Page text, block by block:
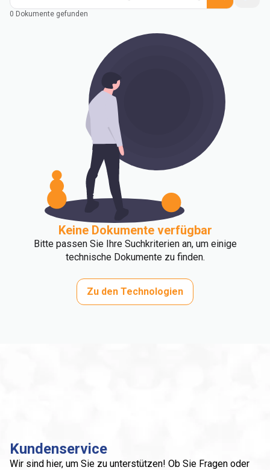
0 Dokumente gefunden
Keine Dokumente verfügbar
Bitte passen Sie Ihre Suchkriterien an, um einige
technische Dokumente zu finden.
Zu den Technologien
Kundenservice
Wir sind hier, um Sie zu unterstützen! Ob Sie Fragen oder